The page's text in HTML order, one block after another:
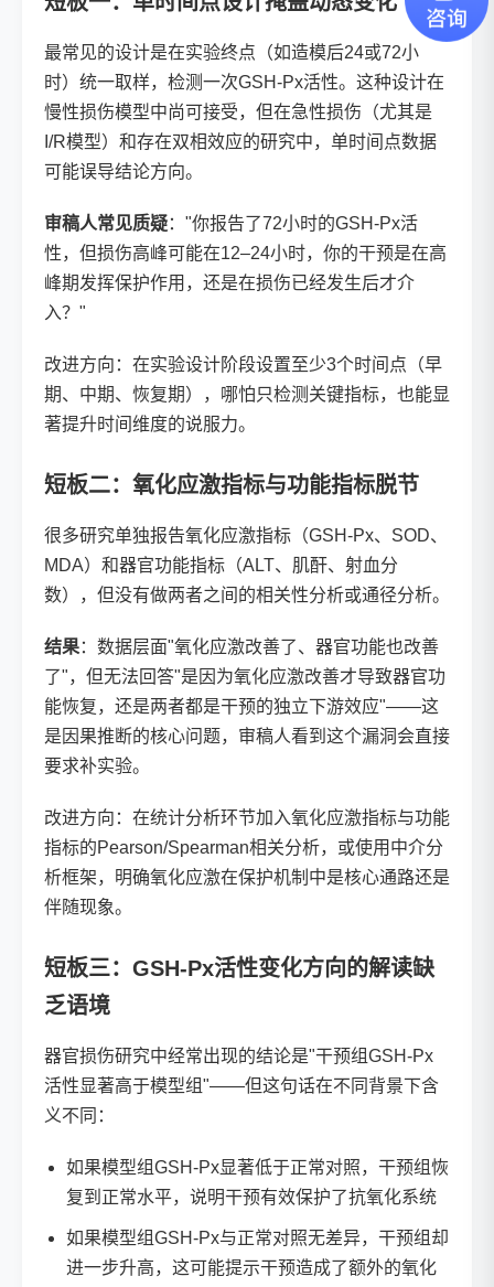
最常见的设计是在实验终点（如造模后24或72小
时）统一取样，检测一次GSH-Px活性。这种设计在
慢性损伤模型中尚可接受，但在急性损伤（尤其是
I/R模型）和存在双相效应的研究中，单时间点数据
可能误导结论方向。
审稿人常见质疑："你报告了72小时的GSH-Px活
性，但损伤高峰可能在12–24小时，你的干预是在高
峰期发挥保护作用，还是在损伤已经发生后才介
入？"
改进方向：在实验设计阶段设置至少3个时间点（早
期、中期、恢复期），哪怕只检测关键指标，也能显
著提升时间维度的说服力。
短板二：氧化应激指标与功能指标脱节
很多研究单独报告氧化应激指标（GSH-Px、SOD、
MDA）和器官功能指标（ALT、肌酐、射血分
数），但没有做两者之间的相关性分析或通径分析。
结果：数据层面"氧化应激改善了、器官功能也改善
了"，但无法回答"是因为氧化应激改善才导致器官功
能恢复，还是两者都是干预的独立下游效应"——这
是因果推断的核心问题，审稿人看到这个漏洞会直接
要求补实验。
改进方向：在统计分析环节加入氧化应激指标与功能
指标的Pearson/Spearman相关分析，或使用中介分
析框架，明确氧化应激在保护机制中是核心通路还是
伴随现象。
短板三：GSH-Px活性变化方向的解读缺
乏语境
器官损伤研究中经常出现的结论是"干预组GSH-Px
活性显著高于模型组"——但这句话在不同背景下含
义不同：
如果模型组GSH-Px显著低于正常对照，干预组恢
复到正常水平，说明干预有效保护了抗氧化系统
如果模型组GSH-Px与正常对照无差异，干预组却
进一步升高，这可能提示干预造成了额外的氧化